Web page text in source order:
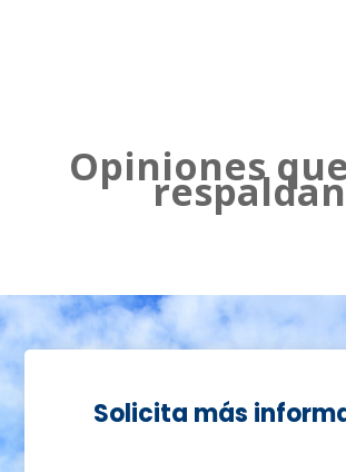
Opiniones
respaldan
Solicita más